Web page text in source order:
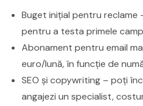
Buget inițial pentru
pentru a testa primele
Abonament pentru email
euro/lună, în funcție de
SEO și copywriting – poți
angajezi un specialist,